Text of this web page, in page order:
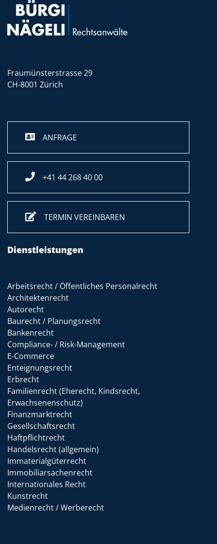
Fraumünsterstrasse 29
CH-8001 Zürich
ANFRAGE
+41 44 268 40 00
TERMIN VEREINBAREN
Dienstleistungen
Arbeitsrecht / Öffentliches Personalrecht
Architektenrecht
Autorecht
Baurecht / Planungsrecht
Bankenrecht
Compliance- / Risk-Management
E-Commerce
Enteignungsrecht
Erbrecht
Familienrecht (Eherecht, Kindsrecht,
Erwachsenenschutz)
Finanzmarktrecht
Gesellschaftsrecht
Haftpflichtrecht
Handelsrecht (allgemein)
Immaterialgüterrecht
Immobiliarsachenrecht
Internationales Recht
Kunstrecht
Medienrecht / Werberecht